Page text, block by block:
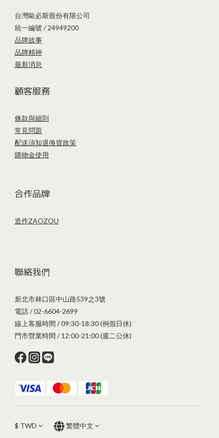
台灣歐必斯股份有限公司
統一編號 / 24949200
品牌故事
品牌精神
最新消息
顧客服務
條款與細則
常見問題
配送須知退換貨政策
購物金使用
合作品牌
造作ZAOZOU
聯絡我們
新北市林口區中山路539之3號
電話 / 02-6604-2699
線上客服時間 / 09:30-18:30 (例假日休)
門市營業時間 / 12:00-21:00 (週二公休)
$ TWD 繁體中文